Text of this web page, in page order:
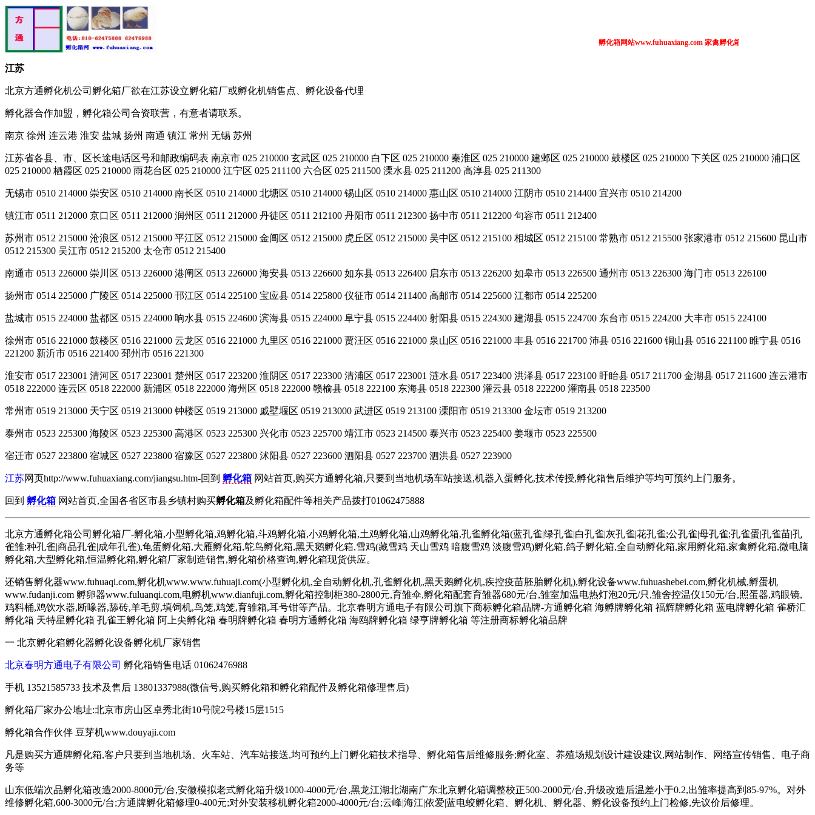
孵化箱网站www.fuhuaxiang.com 家禽孵化箱 全自动孵化箱 土鸡孵
江苏
北京方通孵化机公司孵化箱厂欲在江苏设立孵化箱厂或孵化机销售点、孵化设备代理
孵化器合作加盟，孵化箱公司合资联营，有意者请联系。
南京 徐州 连云港 淮安 盐城 扬州 南通 镇江 常州 无锡 苏州
江苏省各县、市、区长途电话区号和邮政编码表 南京市 025 210000 玄武区 025 210000 白下区 025 210000 秦淮区 025 210000 建邺区 025 210000 鼓楼区 025 210000 下关区 025 210000 浦口区
025 210000 栖霞区 025 210000 雨花台区 025 210000 江宁区 025 211100 六合区 025 211500 溧水县 025 211200 高淳县 025 211300
无锡市 0510 214000 崇安区 0510 214000 南长区 0510 214000 北塘区 0510 214000 锡山区 0510 214000 惠山区 0510 214000 江阴市 0510 214400 宜兴市 0510 214200
镇江市 0511 212000 京口区 0511 212000 润州区 0511 212000 丹徒区 0511 212100 丹阳市 0511 212300 扬中市 0511 212200 句容市 0511 212400
苏州市 0512 215000 沧浪区 0512 215000 平江区 0512 215000 金阊区 0512 215000 虎丘区 0512 215000 吴中区 0512 215100 相城区 0512 215100 常熟市 0512 215500 张家港市 0512 215600 昆山市
0512 215300 吴江市 0512 215200 太仓市 0512 215400
南通市 0513 226000 崇川区 0513 226000 港闸区 0513 226000 海安县 0513 226600 如东县 0513 226400 启东市 0513 226200 如皋市 0513 226500 通州市 0513 226300 海门市 0513 226100
扬州市 0514 225000 广陵区 0514 225000 邗江区 0514 225100 宝应县 0514 225800 仪征市 0514 211400 高邮市 0514 225600 江都市 0514 225200
盐城市 0515 224000 盐都区 0515 224000 响水县 0515 224600 滨海县 0515 224000 阜宁县 0515 224400 射阳县 0515 224300 建湖县 0515 224700 东台市 0515 224200 大丰市 0515 224100
徐州市 0516 221000 鼓楼区 0516 221000 云龙区 0516 221000 九里区 0516 221000 贾汪区 0516 221000 泉山区 0516 221000 丰县 0516 221700 沛县 0516 221600 铜山县 0516 221100 睢宁县 0516
221200 新沂市 0516 221400 邳州市 0516 221300
淮安市 0517 223001 清河区 0517 223001 楚州区 0517 223200 淮阴区 0517 223300 清浦区 0517 223001 涟水县 0517 223400 洪泽县 0517 223100 盱眙县 0517 211700 金湖县 0517 211600 连云港市
0518 222000 连云区 0518 222000 新浦区 0518 222000 海州区 0518 222000 赣榆县 0518 222100 东海县 0518 222300 灌云县 0518 222200 灌南县 0518 223500
常州市 0519 213000 天宁区 0519 213000 钟楼区 0519 213000 戚墅堰区 0519 213000 武进区 0519 213100 溧阳市 0519 213300 金坛市 0519 213200
泰州市 0523 225300 海陵区 0523 225300 高港区 0523 225300 兴化市 0523 225700 靖江市 0523 214500 泰兴市 0523 225400 姜堰市 0523 225500
宿迁市 0527 223800 宿城区 0527 223800 宿豫区 0527 223800 沭阳县 0527 223600 泗阳县 0527 223700 泗洪县 0527 223900
江苏网页http://www.fuhuaxiang.com/jiangsu.htm-回到 孵化箱 网站首页,购买方通孵化箱,只要到当地机场车站接送,机器入蛋孵化,技术传授,孵化箱售后维护等均可预约上门服务。
回到 孵化箱 网站首页,全国各省区市县乡镇村购买孵化箱及孵化箱配件等相关产品拨打01062475888
北京方通孵化箱公司孵化箱厂-孵化箱,小型孵化箱,鸡孵化箱,斗鸡孵化箱,小鸡孵化箱,土鸡孵化箱,山鸡孵化箱,孔雀孵化箱(蓝孔雀|绿孔雀|白孔雀|灰孔雀|花孔雀;公孔雀|母孔雀;孔雀蛋|孔雀苗|孔
雀雏;种孔雀|商品孔雀|成年孔雀),龟蛋孵化箱,大雁孵化箱,鸵鸟孵化箱,黑天鹅孵化箱,雪鸡(藏雪鸡 天山雪鸡 暗腹雪鸡 淡腹雪鸡)孵化箱,鸽子孵化箱,全自动孵化箱,家用孵化箱,家禽孵化箱,微电脑
孵化箱,大型孵化箱,恒温孵化箱,孵化箱厂家制造销售,孵化箱价格查询,孵化箱现货供应。
还销售孵化器www.fuhuaqi.com,孵化机www.www.fuhuaji.com(小型孵化机,全自动孵化机,孔雀孵化机,黑天鹅孵化机,疾控疫苗胚胎孵化机),孵化设备www.fuhuashebei.com,孵化机械,孵蛋机
www.fudanji.com 孵卵器www.fuluanqi.com,电孵机www.dianfuji.com,孵化箱控制柜380-2800元,育雏伞,孵化箱配套育雏器680元/台,雏室加温电热灯泡20元/只,雏舍控温仪150元/台,照蛋器,鸡眼镜,
鸡料桶,鸡饮水器,断喙器,舔砖,羊毛剪,填饲机,鸟笼,鸡笼,育雏箱,耳号钳等产品。北京春明方通电子有限公司旗下商标孵化箱品牌-方通孵化箱 海孵牌孵化箱 福辉牌孵化箱 蓝电牌孵化箱 雀桥汇
孵化箱 天特星孵化箱 孔雀王孵化箱 阿上尖孵化箱 春明牌孵化箱 春明方通孵化箱 海鸥牌孵化箱 绿亨牌孵化箱 等注册商标孵化箱品牌
一 北京孵化箱孵化器孵化设备孵化机厂家销售
北京春明方通电子有限公司 孵化箱销售电话 01062476988
手机 13521585733 技术及售后 13801337988(微信号,购买孵化箱和孵化箱配件及孵化箱修理售后)
孵化箱厂家办公地址:北京市房山区卓秀北街10号院2号楼15层1515
孵化箱合作伙伴 豆芽机www.douyaji.com
凡是购买方通牌孵化箱,客户只要到当地机场、火车站、汽车站接送,均可预约上门孵化箱技术指导、孵化箱售后维修服务;孵化室、养殖场规划设计建设建议,网站制作、网络宣传销售、电子商
务等
山东低端次品孵化箱改造2000-8000元/台,安徽模拟老式孵化箱升级1000-4000元/台,黑龙江湖北湖南广东北京孵化箱调整校正500-2000元/台,升级改造后温差小于0.2,出雏率提高到85-97%。对外
维修孵化箱,600-3000元/台;方通牌孵化箱修理0-400元;对外安装移机孵化箱2000-4000元/台;云峰|海江|依爱|蓝电蛟孵化箱、孵化机、孵化器、孵化设备预约上门检修,先议价后修理。